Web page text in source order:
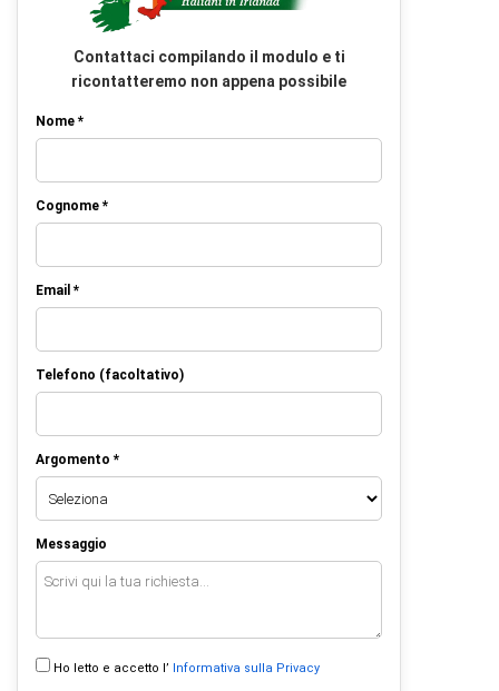
Contattaci compilando il modulo e ti
ricontatteremo non appena possibile
Nome *
Cognome *
Email *
Telefono (facoltativo)
Argomento *
Messaggio
Ho letto e accetto l’ Informativa sulla Privacy